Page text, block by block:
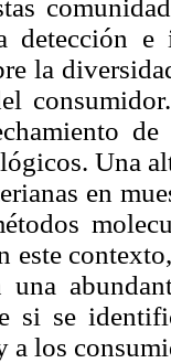
detección
la
Una
en
este
una
si se
a los